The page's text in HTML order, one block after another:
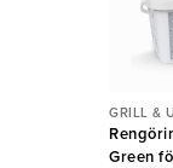
GRILL &
Green